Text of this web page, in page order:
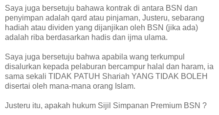
Saya juga bersetuju bahawa kontrak di antara BSN dan
penyimpan adalah qard atau pinjaman, Justeru, sebarang
hadiah atau dividen yang dijanjikan oleh BSN (jika ada)
adalah riba berdasarkan hadis dan ijma ulama.
Saya juga bersetuju bahwa apabila wang terkumpul
disalurkan kepada pelaburan bercampur halal dan haram, ia
sama sekali TIDAK PATUH Shariah YANG TIDAK BOLEH
disertai oleh mana-mana orang Islam.
Justeru itu, apakah hukum Sijil Simpanan Premium BSN ?